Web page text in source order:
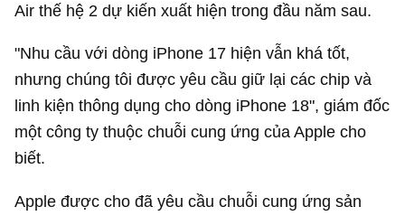
Air thế hệ 2 dự kiến xuất hiện trong đầu năm sau.
"Nhu cầu với dòng iPhone 17 hiện vẫn khá tốt,
nhưng chúng tôi được yêu cầu giữ lại các chip và
linh kiện thông dụng cho dòng iPhone 18", giám đốc
một công ty thuộc chuỗi cung ứng của Apple cho
biết.
Apple được cho đã yêu cầu chuỗi cung ứng sản